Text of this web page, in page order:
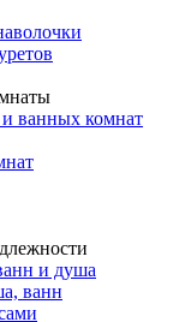
ванных комнат
и душа
ванн